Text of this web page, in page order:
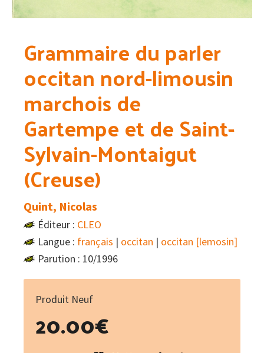
Grammaire du parler
occitan nord-limousin
marchois de
Gartempe et de Saint-
Sylvain-Montaigut
(Creuse)
Quint, Nicolas
Éditeur : CLEO
Langue : français | occitan | occitan [lemosin]
Parution : 10/1996
Produit Neuf
20.00€